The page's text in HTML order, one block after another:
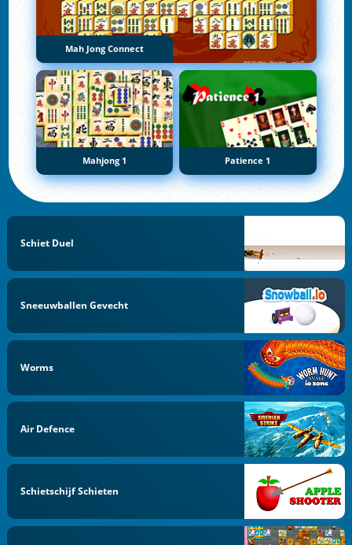
Mah Jong Connect
Mahjong 1 Patience 1
Schiet Duel
Sneeuwballen Gevecht
Worms
Air Defence
Schietschijf Schieten